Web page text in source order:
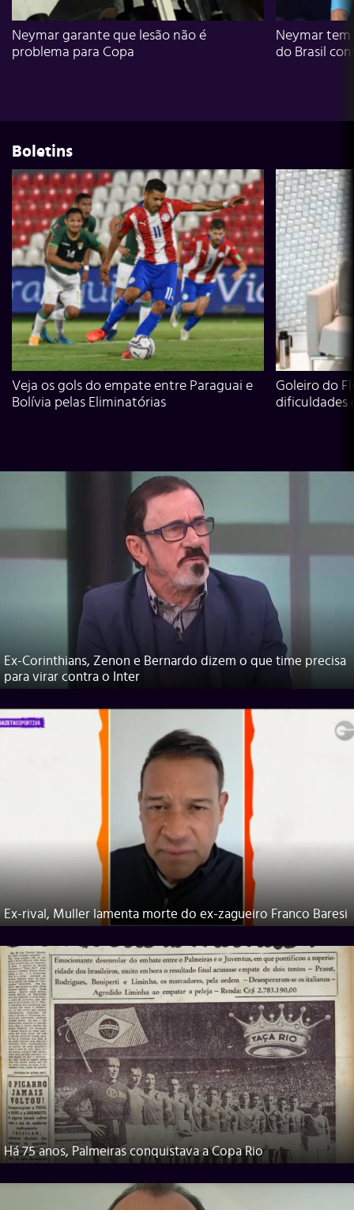
Neymar garante que lesão não é
problema para Copa
Neymar
do Brasil
Boletins
Veja os gols do empate entre Paraguai e
Bolívia pelas Eliminatórias
Goleiro do
dificuldades
Ex-Corinthians, Zenon e Bernardo dizem o que time precisa
para virar contra o Inter
Ex-rival, Muller lamenta morte do ex-zagueiro Franco Baresi
Há 75 anos, Palmeiras conquistava a Copa Rio